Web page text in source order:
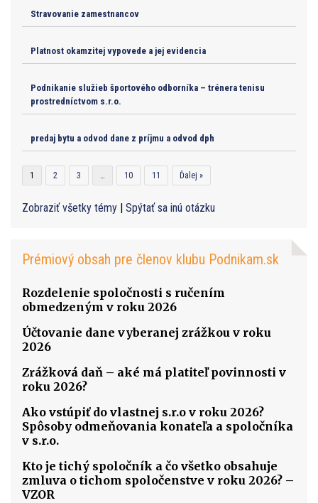
Stravovanie zamestnancov
Platnost okamzitej vypovede a jej evidencia
Podnikanie služieb športového odborníka – trénera tenisu
prostredníctvom s.r.o.
predaj bytu a odvod dane z príjmu a odvod dph
1 2 3 … 10 11 Ďalej »
Zobraziť všetky témy | Spýtať sa inú otázku
Prémiový obsah pre členov klubu Podnikam.sk
Rozdelenie spoločnosti s ručením
obmedzeným v roku 2026
Účtovanie dane vyberanej zrážkou v roku
2026
Zrážková daň – aké má platiteľ povinnosti v
roku 2026?
Ako vstúpiť do vlastnej s.r.o v roku 2026?
Spôsoby odmeňovania konateľa a spoločníka
v s.r.o.
Kto je tichý spoločník a čo všetko obsahuje
zmluva o tichom spoločenstve v roku 2026? –
VZOR